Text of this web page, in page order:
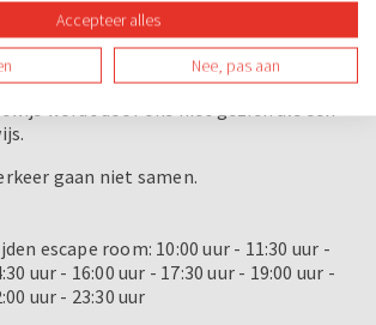
Dit dien je op ons verzoek ook aan
voordat je aan de rit begint.
maar een ingetrokken of
gaan niet samen.
escape room: 10:00 uur - 11:30 uur -
uur - 16:00 uur - 17:30 uur - 19:00 uur -
uur - 23:30 uur
Accepteer alles
Nee, pas aan